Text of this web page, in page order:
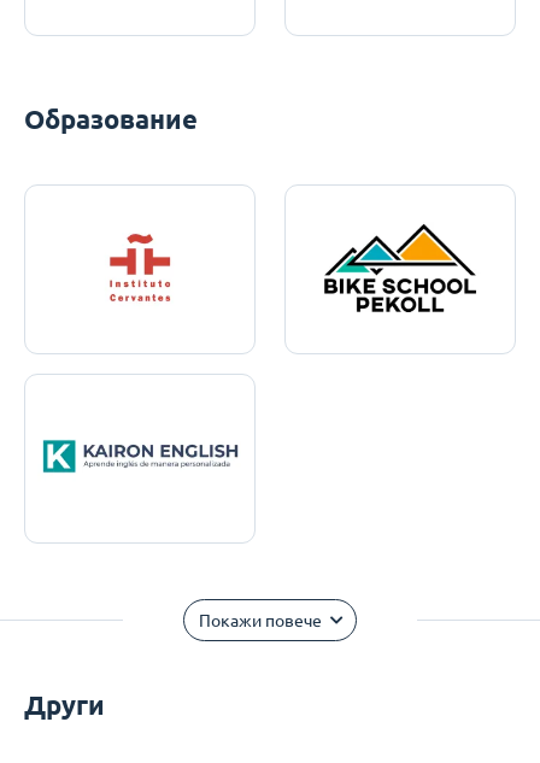
Образование
Покажи повече
Други